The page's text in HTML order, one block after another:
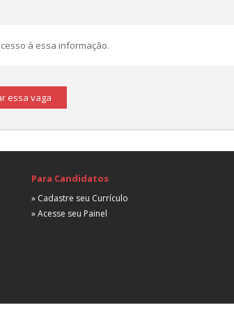
à essa informação.
essa vaga
Para Candidatos
» Cadastre seu Currículo
» Acesse seu Painel